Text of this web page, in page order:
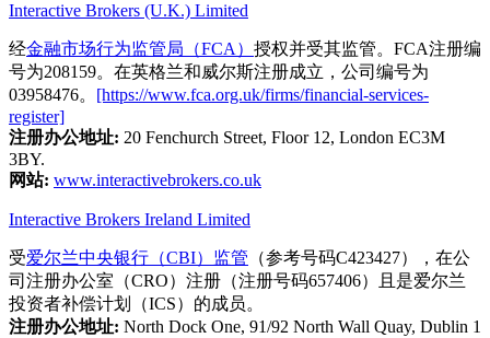
Interactive Brokers (U.K.) Limited
经金融市场行为监管局（FCA） 授权并受其监管。FCA注册编
号为208159。在英格兰和威尔斯注册成立，公司编号为
03958476。 [https://www.fca.org.uk/firms/financial-services-
register]
注册办公地址: 20 Fenchurch Street, Floor 12, London EC3M
3BY.
网站: www.interactivebrokers.co.uk
Interactive Brokers Ireland Limited
受爱尔兰中央银行（CBI）监管 （参考号码C423427），在公
司注册办公室（CRO）注册（注册号码657406）且是爱尔兰
投资者补偿计划（ICS）的成员。
注册办公地址: North Dock One, 91/92 North Wall Quay, Dublin 1